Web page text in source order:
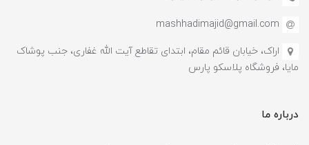
mashhadimajid@gmail.com
اراک، خیابان قائم مقام، ابتدای تقاطع آیت الله غفاری، جنب پوشاک
مایا، فروشگاه پلاسکو پارس
درباره ما